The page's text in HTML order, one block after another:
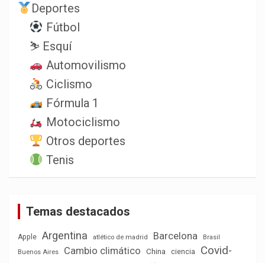
Deportes
Fútbol
⛷️ Esquí
Automovilismo
Ciclismo
Fórmula 1
Motociclismo
Otros deportes
Tenis
Temas destacados
Apple Argentina atlético de madrid Barcelona
Brasil
Buenos Aires
Cambio climático China ciencia
Covid-